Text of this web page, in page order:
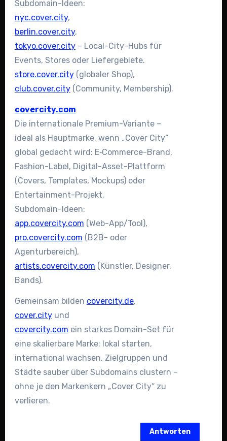
Subdomain-Ideen:
nyc.cover.city,
berlin.cover.city,
tokyo.cover.city– Local-City-Hubs für
Events, Stores oder Liefergebiete.
store.cover.city(globaler Shop),
club.cover.city(Community, Membership).
covercity.com
Die internationale Premium-Variante –
ideal als Hauptmarke, wenn „Cover City“
global gedacht wird: E‑Commerce-Brand,
Fashion-Label, Digital-Asset-Plattform
(Covers, Templates, Mockups) oder
Entertainment-Projekt.
Subdomain-Ideen:
app.covercity.com (Web-App/Tool),
pro.covercity.com (B2B- oder
Agenturbereich),
artists.covercity.com (Künstler, Designer,
Bands).
Gemeinsam bilden covercity.de,
cover.cityund
covercity.com ein starkes Domain-Set für
eine skalierbare Marke: lokal starten,
international wachsen, Zielgruppen und
Städte sauber über Subdomains clustern –
ohne je den Markenkern „Cover City“ zu
verlieren.
Antworten